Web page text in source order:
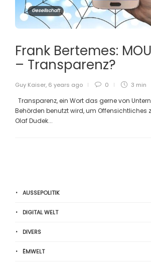
Gesellschaft
Frank Bertemes:
– Transparenz?
Guy Kaiser, 6 years ago 0 3 min
Transparenz, ein Wort das gerne von
Behörden benutzt wird, um Offensichtliches
Olaf Dudek...
AUSSEPOLITIK
DIGITAL WELT
DIVERS
ËMWELT